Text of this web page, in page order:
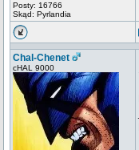
Posty: 16766
Skąd: Pyrlandia
Chal-Chenet
cHAL 9000